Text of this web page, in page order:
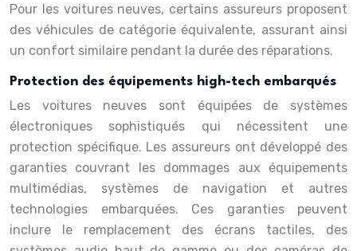
Pour les voitures neuves, certains assureurs proposent
des véhicules de catégorie équivalente, assurant ainsi
un confort similaire pendant la durée des réparations.
Protection des équipements high-tech embarqués
Les voitures neuves sont équipées de systèmes
électroniques sophistiqués qui nécessitent une
protection spécifique. Les assureurs ont développé des
garanties couvrant les dommages aux équipements
multimédias, systèmes de navigation et autres
technologies embarquées. Ces garanties peuvent
inclure le remplacement des écrans tactiles, des